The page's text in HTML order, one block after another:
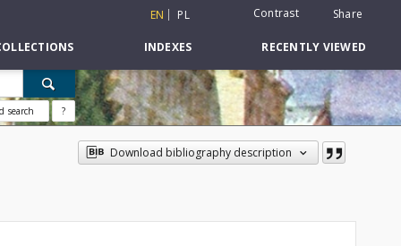
EN PL Contrast Share
INDEXES RECENTLY VIEWED
search ?
Download bibliography description